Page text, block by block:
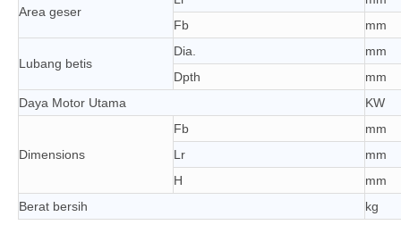
Area geser
Fb
mm
Lubang betis
Dia.
mm
Dpth
mm
Daya Motor Utama
KW
Dimensions
Fb
mm
Lr
mm
H
mm
Berat bersih
kg